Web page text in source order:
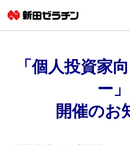
「個人投資家
ー」
開催のお
ニュース一
サステナビリ